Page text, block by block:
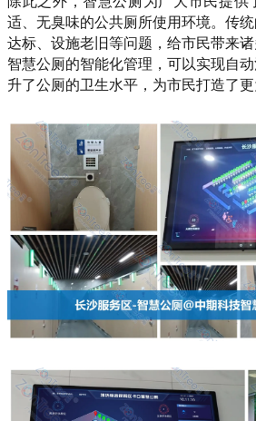
适、无臭味的公共厕所使用环境。传
达标、设施老旧等问题，给市民带来
智慧公厕的智能化管理，可以实现自
升了公厕的卫生水平，为市民打造了更